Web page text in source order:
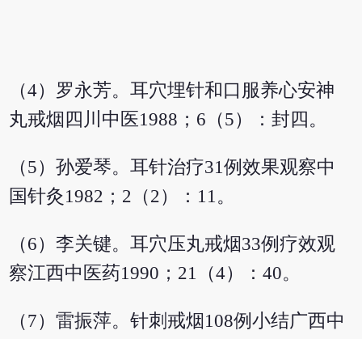
（4）罗永芳。耳穴埋针和口服养心安神
丸戒烟四川中医1988；6（5）：封四。
（5）孙爱琴。耳针治疗31例效果观察中
国针灸1982；2（2）：11。
（6）李关键。耳穴压丸戒烟33例疗效观
察江西中医药1990；21（4）：40。
（7）雷振萍。针刺戒烟108例小结广西中